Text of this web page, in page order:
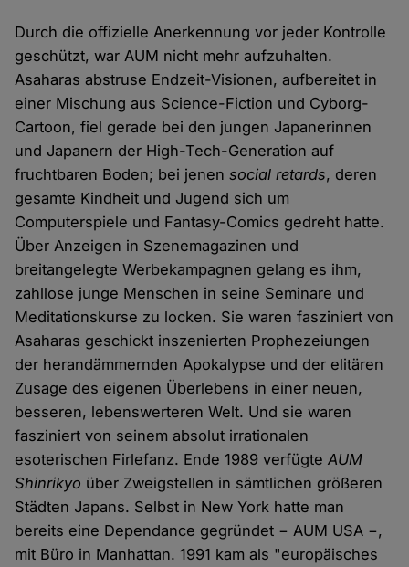
Durch die offizielle Anerkennung vor jeder Kontrolle
geschützt, war AUM nicht mehr aufzuhalten.
Asaharas abstruse Endzeit-Visionen, aufbereitet in
einer Mischung aus Science-Fiction und Cyborg-
Cartoon, fiel gerade bei den jungen Japanerinnen
und Japanern der High-Tech-Generation auf
fruchtbaren Boden; bei jenensocial retards, deren
gesamte Kindheit und Jugend sich um
Computerspiele und Fantasy-Comics gedreht hatte.
Über Anzeigen in Szenemagazinen und
breitangelegte Werbekampagnen gelang es ihm,
zahllose junge Menschen in seine Seminare und
Meditationskurse zu locken. Sie waren fasziniert von
Asaharas geschickt inszenierten Prophezeiungen
der herandämmernden Apokalypse und der elitären
Zusage des eigenen Überlebens in einer neuen,
besseren, lebenswerteren Welt. Und sie waren
fasziniert von seinem absolut irrationalen
esoterischen Firlefanz. Ende 1989 verfügteAUM
Shinrikyo über Zweigstellen in sämtlichen größeren
Städten Japans. Selbst in New York hatte man
bereits eine Dependance gegründet − AUM USA −,
mit Büro in Manhattan. 1991 kam als "europäisches